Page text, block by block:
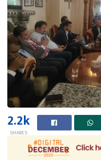
2.2k
SHARES